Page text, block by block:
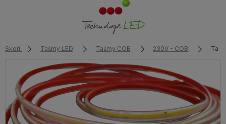
Skori Taśmy LED Taśmy COB 230V - COB